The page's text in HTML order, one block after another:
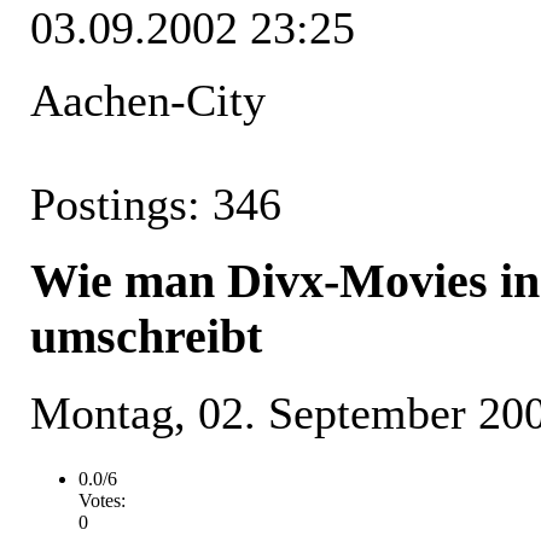
03.09.2002 23:25
Aachen-City
Postings: 346
Wie man Divx-Movies
umschreibt
Montag, 02. September
0.0/6
Votes:
0